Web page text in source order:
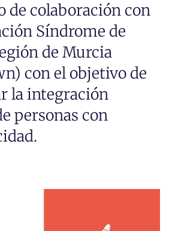
de colaboración con
Síndrome de
de Murcia
con el objetivo de
la integración
personas con